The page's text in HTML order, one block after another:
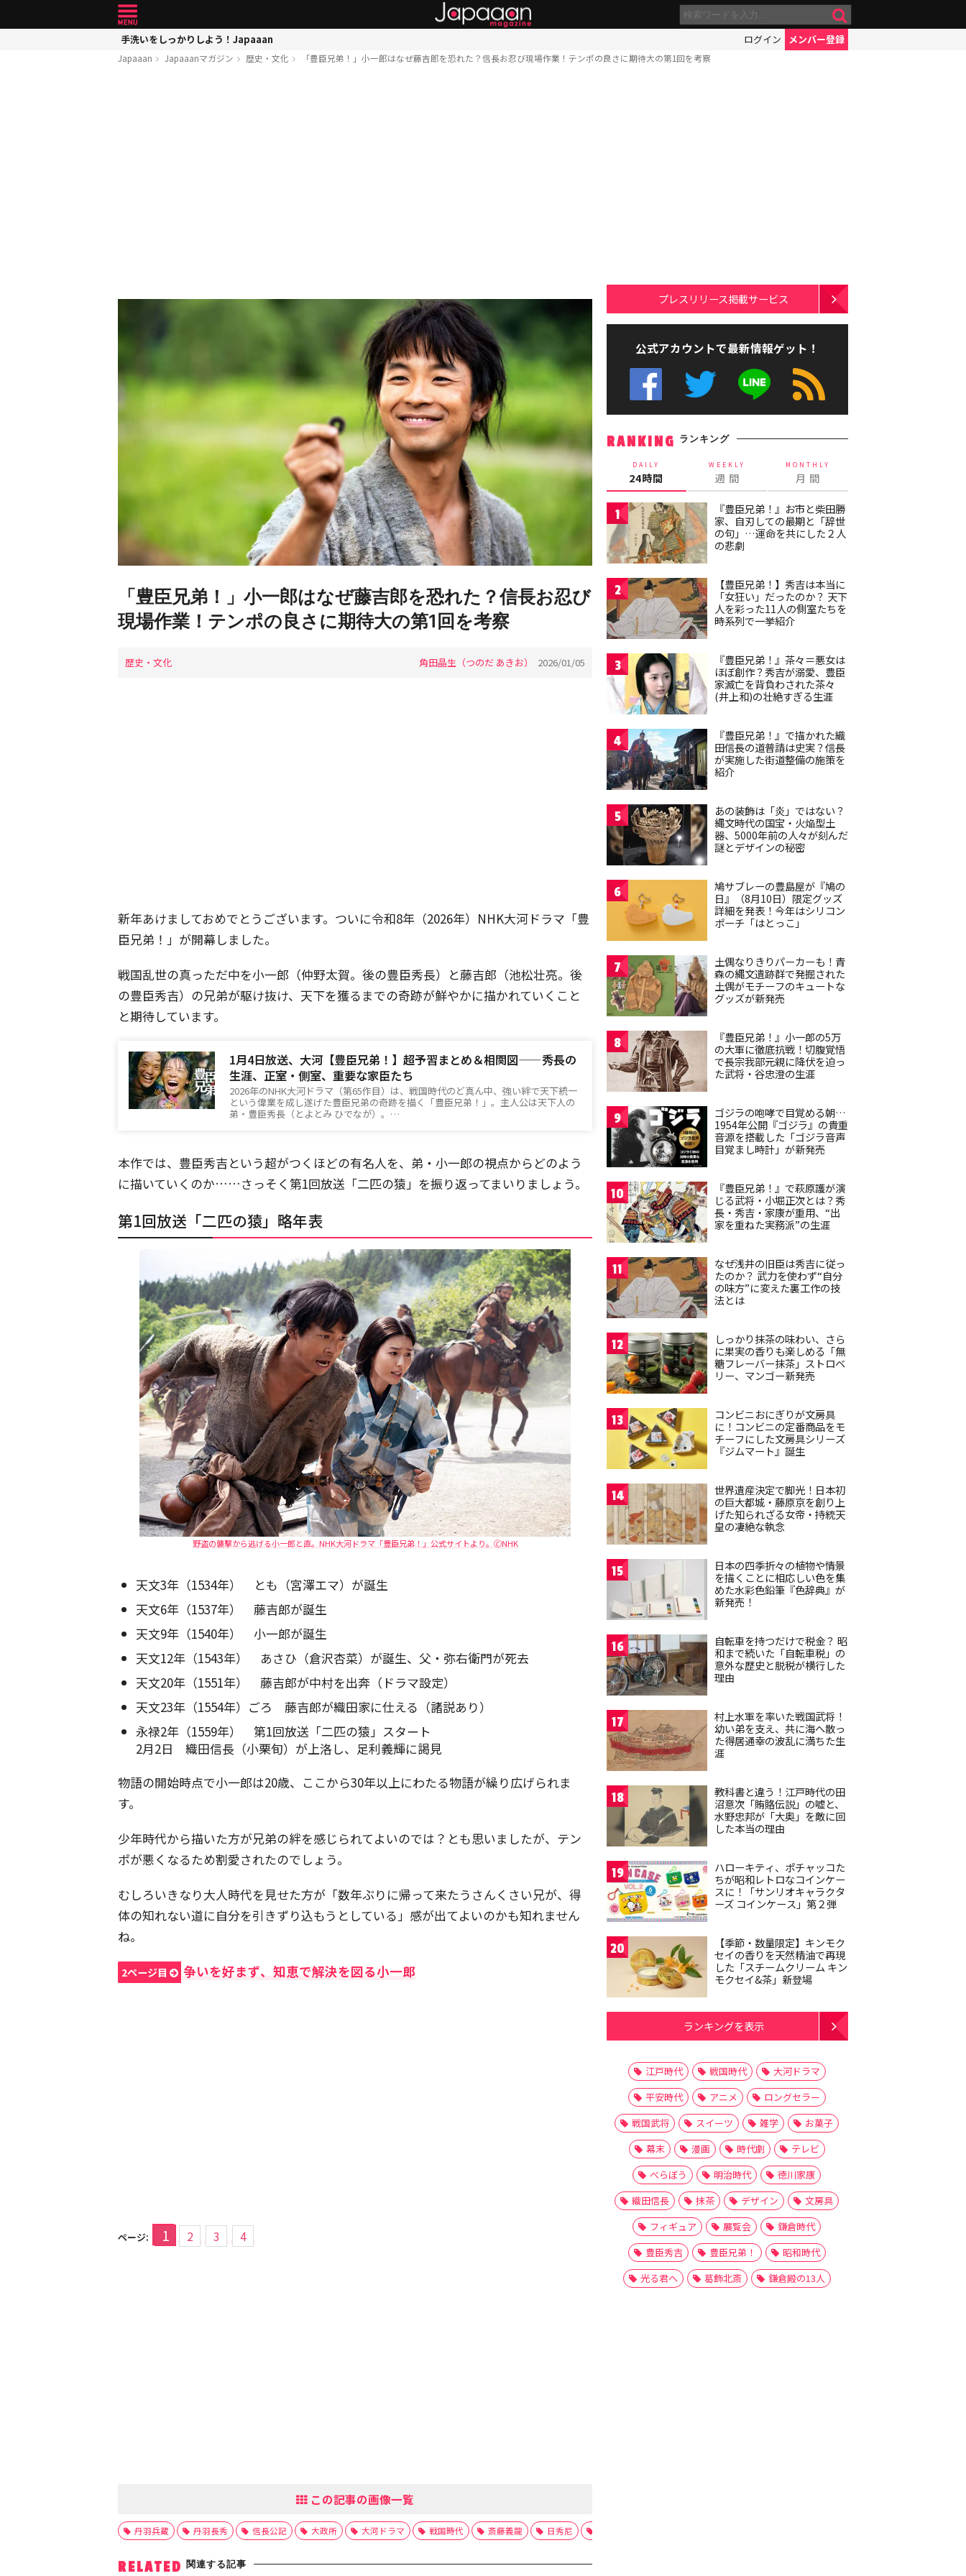
手洗いをしっかりしよう！Japaaan ログイン メンバー登録
Japaaan Japaaanマガジン 歴史・文化 「豊臣兄弟！」小一郎はなぜ藤吉郎を恐れた？信長お忍び現場作業！テンポの良さに期待大の第1回を考察
「豊臣兄弟！」小一郎はなぜ藤吉郎を恐れた？信長お忍び
現場作業！テンポの良さに期待大の第1回を考察
歴史・文化 角田晶生（つのだ あきお） 2026/01/05
新年あけましておめでとうございます。ついに令和8年（2026年）NHK大河ドラマ「豊
臣兄弟！」が開幕しました。
戦国乱世の真っただ中を小一郎（仲野太賀。後の豊臣秀長）と藤吉郎（池松壮亮。後
の豊臣秀吉）の兄弟が駆け抜け、天下を獲るまでの奇跡が鮮やかに描かれていくこと
と期待しています。
1月4日放送、大河【豊臣兄弟！】超予習まとめ＆相関図——秀長の
生涯、正室・側室、重要な家臣たち
2026年のNHK大河ドラマ（第65作目）は、戦国時代のど真ん中、強い絆で天下統一
という偉業を成し遂げた豊臣兄弟の奇跡を描く「豊臣兄弟！」。主人公は天下人の
弟・豊臣秀長（とよとみ ひでなが）。…
本作では、豊臣秀吉という超がつくほどの有名人を、弟・小一郎の視点からどのよう
に描いていくのか……さっそく第1回放送「二匹の猿」を振り返ってまいりましょう。
第1回放送「二匹の猿」略年表
野盗の襲撃から逃げる小一郎と直。NHK大河ドラマ「豊臣兄弟！」公式サイトより。🄫NHK
天文3年（1534年） とも（宮澤エマ）が誕生
天文6年（1537年） 藤吉郎が誕生
天文9年（1540年） 小一郎が誕生
天文12年（1543年） あさひ（倉沢杏菜）が誕生、父・弥右衛門が死去
天文20年（1551年） 藤吉郎が中村を出奔（ドラマ設定）
天文23年（1554年）ごろ 藤吉郎が織田家に仕える（諸説あり）
永禄2年（1559年） 第1回放送「二匹の猿」スタート
2月2日 織田信長（小栗旬）が上洛し、足利義輝に謁見
物語の開始時点で小一郎は20歳、ここから30年以上にわたる物語が繰り広げられま
す。
少年時代から描いた方が兄弟の絆を感じられてよいのでは？とも思いましたが、テン
ポが悪くなるため割愛されたのでしょう。
むしろいきなり大人時代を見せた方が「数年ぶりに帰って来たうさんくさい兄が、得
体の知れない道に自分を引きずり込もうとしている」感が出てよいのかも知れません
ね。
2ページ目 争いを好まず、知恵で解決を図る小一郎
ページ: 1 2 3 4
この記事の画像一覧
丹羽兵蔵 丹羽長秀 信長公記 大政所 大河ドラマ 戦国時代 斎藤義龍 日秀尼
RELATED 関連する記事
プレスリリース掲載サービス
公式アカウントで最新情報ゲット！
RANKING ランキング
DAILY
24時間
WEEKLY
週 間
MONTHLY
月 間
1
『豊臣兄弟！』お市と柴田勝
家、自刃しての最期と「辞世
の句」…運命を共にした２人
の悲劇
2
【豊臣兄弟！】秀吉は本当に
「女狂い」だったのか？ 天下
人を彩った11人の側室たちを
時系列で一挙紹介
3
『豊臣兄弟！』茶々＝悪女は
ほぼ創作？秀吉が溺愛、豊臣
家滅亡を背負わされた茶々
(井上和)の壮絶すぎる生涯
4
『豊臣兄弟！』で描かれた織
田信長の道普請は史実？信長
が実施した街道整備の施策を
紹介
5
あの装飾は「炎」ではない？
縄文時代の国宝・火焔型土
器、5000年前の人々が刻んだ
謎とデザインの秘密
6
鳩サブレーの豊島屋が『鳩の
日』（8月10日）限定グッズ
詳細を発表！今年はシリコン
ポーチ「はとっこ」
7
土偶なりきりパーカーも！青
森の縄文遺跡群で発掘された
土偶がモチーフのキュートな
グッズが新発売
8
『豊臣兄弟！』小一郎の5万
の大軍に徹底抗戦！切腹覚悟
で長宗我部元親に降伏を迫っ
た武将・谷忠澄の生涯
9
ゴジラの咆哮で目覚める朝…
1954年公開『ゴジラ』の貴重
音源を搭載した「ゴジラ音声
目覚まし時計」が新発売
10
『豊臣兄弟！』で萩原護が演
じる武将・小堀正次とは？秀
長・秀吉・家康が重用、“出
家を重ねた実務派”の生涯
11
なぜ浅井の旧臣は秀吉に従っ
たのか？ 武力を使わず“自分
の味方”に変えた裏工作の技
法とは
12
しっかり抹茶の味わい、さら
に果実の香りも楽しめる「無
糖フレーバー抹茶」ストロベ
リー、マンゴー新発売
13
コンビニおにぎりが文房具
に！コンビニの定番商品をモ
チーフにした文房具シリーズ
『ジムマート』誕生
14
世界遺産決定で脚光！日本初
の巨大都城・藤原京を創り上
げた知られざる女帝・持統天
皇の凄絶な執念
15
日本の四季折々の植物や情景
を描くことに相応しい色を集
めた水彩色鉛筆『色辞典』が
新発売！
16
自転車を持つだけで税金？ 昭
和まで続いた「自転車税」の
意外な歴史と脱税が横行した
理由
17
村上水軍を率いた戦国武将！
幼い弟を支え、共に海へ散っ
た得居通幸の波乱に満ちた生
涯
18
教科書と違う！江戸時代の田
沼意次「賄賂伝説」の嘘と、
水野忠邦が「大奥」を敵に回
した本当の理由
19
ハローキティ、ポチャッコた
ちが昭和レトロなコインケー
スに！「サンリオキャラクタ
ーズ コインケース」第２弾
20
【季節・数量限定】キンモク
セイの香りを天然精油で再現
した「スチームクリーム キン
モクセイ&茶」新登場
ランキングを表示
江戸時代 戦国時代
大河ドラマ
平安時代
アニメ
ロングセラー
戦国武将
スイーツ 雑学
お菓子
幕末
漫画 時代劇
テレビ
べらぼう
明治時代
徳川家康
織田信長
抹茶 デザイン
文房具
フィギュア
展覧会
鎌倉時代
豊臣秀吉
豊臣兄弟！
昭和時代
光る君へ
葛飾北斎 鎌倉殿の13人